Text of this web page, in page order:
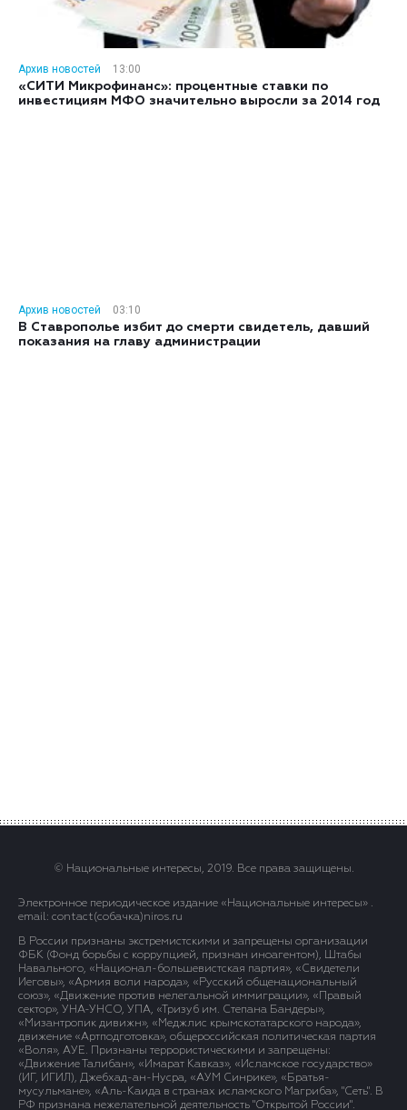
Архив новостей
13:00
«СИТИ Микрофинанс»: процентные ставки по
инвестициям МФО значительно выросли за 2014 год
Архив новостей
03:10
В Ставрополье избит до смерти свидетель, давший
показания на главу администрации
© Национальные интересы, 2019. Все права защищены.
Электронное периодическое издание «Национальные интересы» .
email: contact(сoбaчка)niros.ru
В России признаны экстремистскими и запрещены организации
ФБК (Фонд борьбы с коррупцией, признан иноагентом), Штабы
Навального, «Национал-большевистская партия», «Свидетели
Иеговы», «Армия воли народа», «Русский общенациональный
союз», «Движение против нелегальной иммиграции», «Правый
сектор», УНА-УНСО, УПА, «Тризуб им. Степана Бандеры»,
«Мизантропик дивижн», «Меджлис крымскотатарского народа»,
движение «Артподготовка», общероссийская политическая партия
«Воля», АУЕ. Признаны террористическими и запрещены:
«Движение Талибан», «Имарат Кавказ», «Исламское государство»
(ИГ, ИГИЛ), Джебхад-ан-Нусра, «АУМ Синрике», «Братья-
мусульмане», «Аль-Каида в странах исламского Магриба», "Сеть". В
РФ признана нежелательной деятельность "Открытой России".